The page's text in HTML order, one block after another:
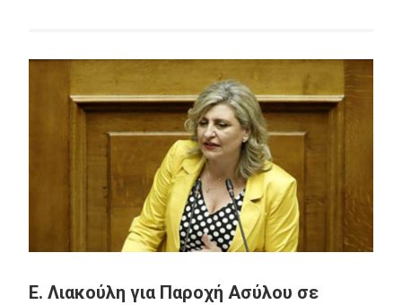
Ε. Λιακούλη για Παροχή Ασύλου σε